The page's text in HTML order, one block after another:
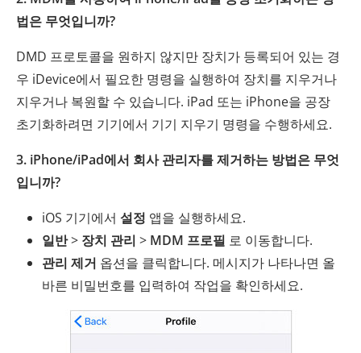
법은 무엇입니까?
DMD 프로토콜을 원하지 않지만 장치가 등록되어 있는 경
우 iDevice에서 필요한 명령을 실행하여 장치를 지우거나
지우거나 복원할 수 있습니다. iPad 또는 iPhone을 공장
초기화하려면 기기에서 기기 지우기 명령을 수행하세요.
3. iPhone/iPad에서 회사 관리자를 제거하는 방법은 무엇
입니까?
iOS 기기에서 설정 앱을 실행하세요.
일반> 장치 관리 > MDM 프로필 로 이동합니다.
관리 제거 옵션을 클릭합니다. 메시지가 나타나면 올
바른 비밀번호를 입력하여 작업을 확인하세요.